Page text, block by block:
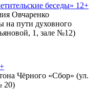
беседы» 12+
Овчаренко
на пути духовного
1, зале №12)
Чёрного «Сбор» (ул.
20)